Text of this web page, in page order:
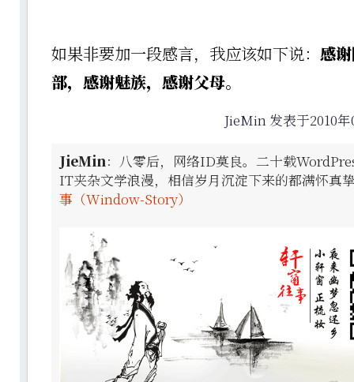
如果非要加一段感言，我应该如下说： 感
部，感谢魅族，感谢父母。
JieMin 发表于2010
JieMin：八零后，网络ID莫良。二十载
IT夹杂文学浪漫，相信岁月沉淀下来的都满怀真
事（Window-Story）